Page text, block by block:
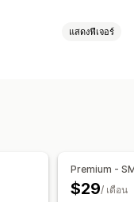
แสดงฟีเจอร์
องถิ่น
Premium -
$29/ เดือน